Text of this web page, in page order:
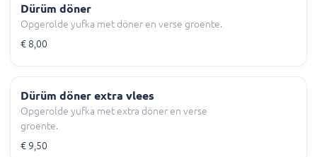
Dürüm döner
Opgerolde yufka met döner en verse groente.
€ 8,00
Dürüm döner extra vlees
Opgerolde yufka met extra döner en verse
groente.
€ 9,50